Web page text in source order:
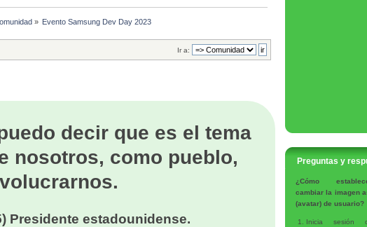
» Evento Samsung Dev Day 2023
Ir a:
decir que es el tema
nosotros, como pueblo,
Presidente estadounidense.
Preguntas y
¿Cómo
cambiar la imagen
(avatar) de usuario?
Inicia sesión